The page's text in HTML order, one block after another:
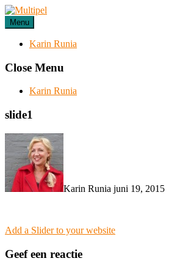
Skip
to
content
Menu
Karin Runia
Close Menu
Karin Runia
slide1
Karin Runia juni 19, 2015
Post
navigation
Add a Slider to your website
Geef een reactie